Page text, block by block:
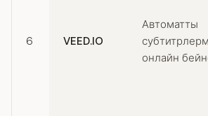
6 VEED.IO
Автоматты
онлайн